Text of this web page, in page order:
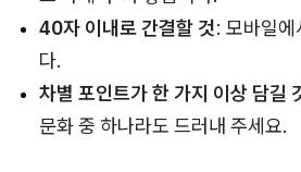
40자 이내로 간결할 것: 모바일에
다.
차별 포인트가 한 가지 이상 담길
문화 중 하나라도 드러내 주세요.